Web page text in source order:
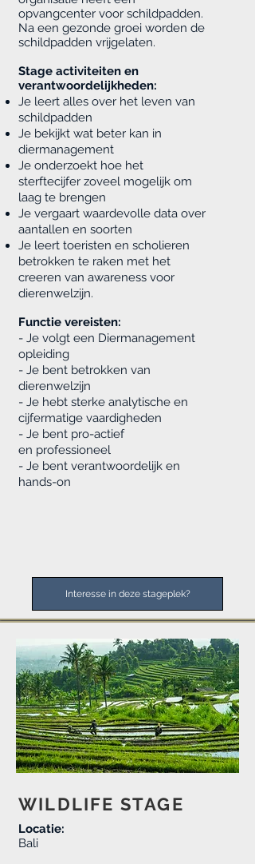
opvangcenter voor schildpadden.
Na een gezonde groei worden de
schildpadden vrijgelaten.
Stage activiteiten en
verantwoordelijkheden:
Je leert alles over het leven van
schildpadden
Je bekijkt wat beter kan in
diermanagement
Je onderzoekt hoe het
sterftecijfer zoveel mogelijk om
laag te brengen
Je vergaart waardevolle data over
aantallen en soorten
Je leert toeristen en scholieren
betrokken te raken met het
creeren van awareness voor
dierenwelzijn.
Functie vereisten:
- Je volgt een Diermanagement
opleiding
- Je bent betrokken van
dierenwelzijn
- Je hebt sterke analytische en
cijfermatige vaardigheden
- Je bent pro-actief
en professioneel
- Je bent verantwoordelijk en
hands-on
Interesse in deze stageplek?
WILDLIFE STAGE
Locatie:
Bali